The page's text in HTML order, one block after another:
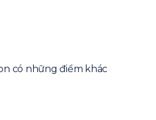
có những điểm khác